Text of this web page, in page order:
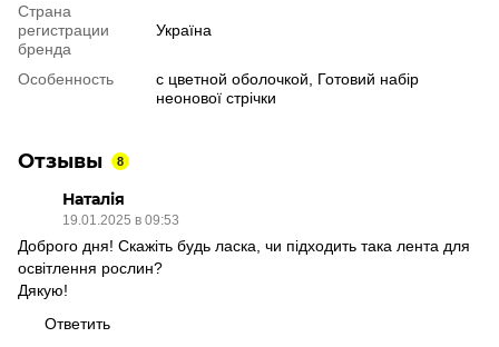
Страна
регистрации
бренда
Україна
Особенность
с цветной оболочкой, Готовий набір
неонової стрічки
Отзывы 8
Наталія
19.01.2025 в 09:53
Доброго дня! Скажіть будь ласка, чи підходить така лента для
освітлення рослин?
Дякую!
Ответить